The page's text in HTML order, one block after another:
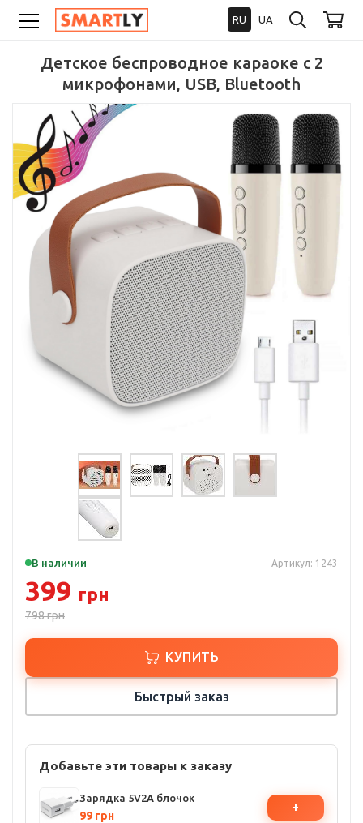
RU UA
Детское беспроводное караоке с 2
микрофонами, USB, Bluetooth
В наличии Артикул: 1243
399 грн
798грн
КУПИТЬ
Быстрый заказ
Добавьте эти товары к заказу
Зарядка 5V2A блочок
99 грн
+